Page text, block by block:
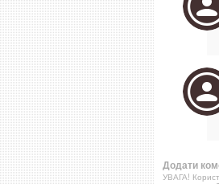
Додати
УВАГА!